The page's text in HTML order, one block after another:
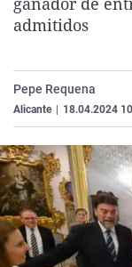
admitidos
Pepe Requena
Alicante 18.04.2024